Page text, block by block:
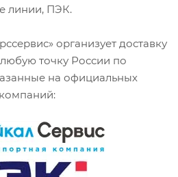
линии, ПЭК.
организует доставку
точку России по
на официальных